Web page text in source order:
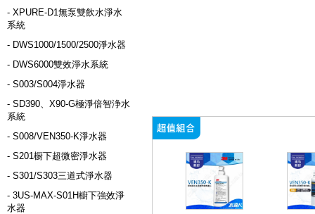
- XPURE-D1無泵雙飲水淨水
系統
- DWS1000/1500/2500淨水器
- DWS6000雙效淨水系統
- S003/S004淨水器
- SD390、X90-G極淨倍智浄水
系統
- S008/VEN350-K淨水器
- S201橱下超微密淨水器
- S301/S303三道式淨水器
- 3US-MAX-S01H櫥下強效淨
水器